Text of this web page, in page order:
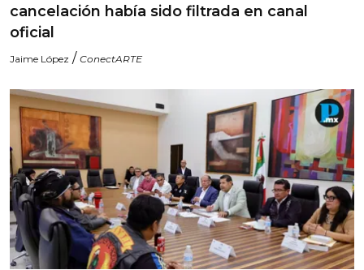
cancelación había sido filtrada en canal
oficial
Jaime López / ConectARTE